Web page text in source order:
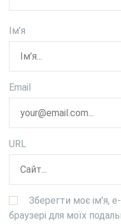
Ім’я
Email
URL
Зберегти моє ім'я,
браузері для моїх